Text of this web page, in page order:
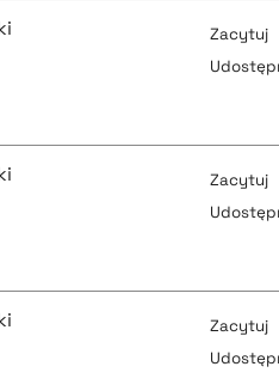
pobierz
Zacytuj
pobierz
Zacytuj
Zacytuj